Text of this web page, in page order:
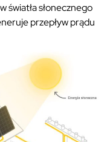
światła słonecznego
przepływ prądu